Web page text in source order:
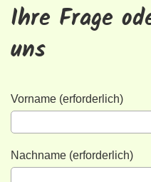
Ihre Frage
uns
Vorname (erforderlich)
Nachname (erforderlich)